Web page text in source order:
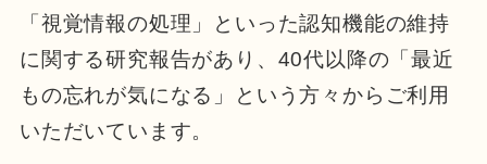
「視覚情報の処理」といった認知機能の維持
に関する研究報告があり、40代以降の「最近
もの忘れが気になる」という方々からご利用
いただいています。